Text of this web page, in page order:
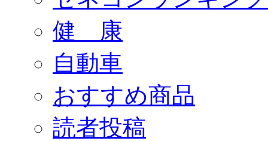
健 康
自動車
おすすめ商品
読者投稿